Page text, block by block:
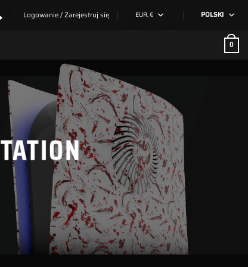
Logowanie / Zarejestruj się EUR, € POLSKI
0